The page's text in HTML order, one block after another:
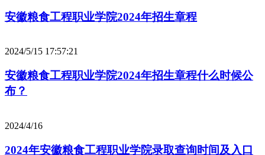
安徽粮食工程职业学院2024年招生章程
2024/5/15 17:57:21
安徽粮食工程职业学院2024年招生章程什么时候公
布？
2024/4/16
2024年安徽粮食工程职业学院录取查询时间及入口